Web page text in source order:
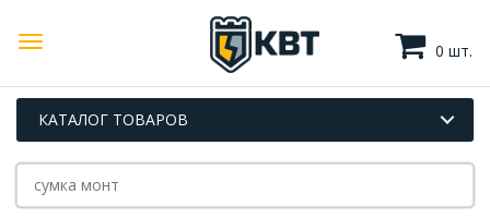
0 шт.
КАТАЛОГ ТОВАРОВ